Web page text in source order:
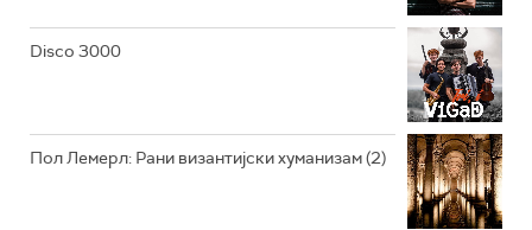
РАДИО ЏЕЗЕР
Disco 3000
Пол Лемерл: Рани византијски хуманизам (2)